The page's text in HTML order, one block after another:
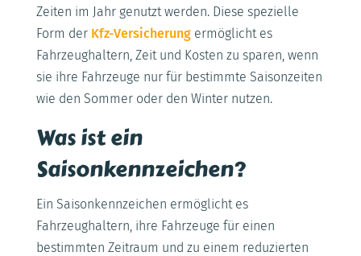
Zeiten im Jahr genutzt werden. Diese spezielle
Form der Kfz-Versicherungermöglicht es
Fahrzeughaltern, Zeit und Kosten zu sparen, wenn
sie ihre Fahrzeuge nur für bestimmte Saisonzeiten
wie den Sommer oder den Winter nutzen.
Was ist ein
Saisonkennzeichen?
Ein Saisonkennzeichen ermöglicht es
Fahrzeughaltern, ihre Fahrzeuge für einen
bestimmten Zeitraum und zu einem reduzierten